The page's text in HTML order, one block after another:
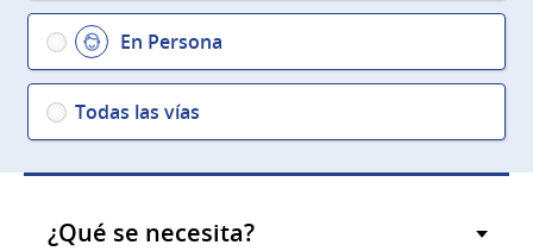
En Persona
Todas las vías
¿Qué se necesita?